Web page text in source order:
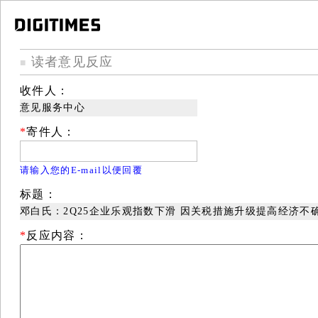
■ 读者意见反应
收件人：
意见服务中心
*寄件人：
请输入您的E-mail以便回覆
标题：
邓白氏：2Q25企业乐观指数下滑 因关税措施升级提高经济不
* 反应内容：